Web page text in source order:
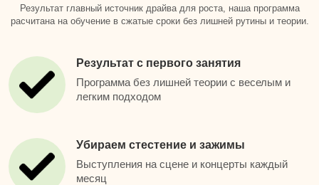
Результат главный источник драйва для роста, наша программа
расчитана на обучение в сжатые сроки без лишней рутины и теории.
Результат с первого занятия
Программа без лишней теории с веселым и
легким подходом
Убираем стестение и зажимы
Выступления на сцене и концерты каждый
месяц